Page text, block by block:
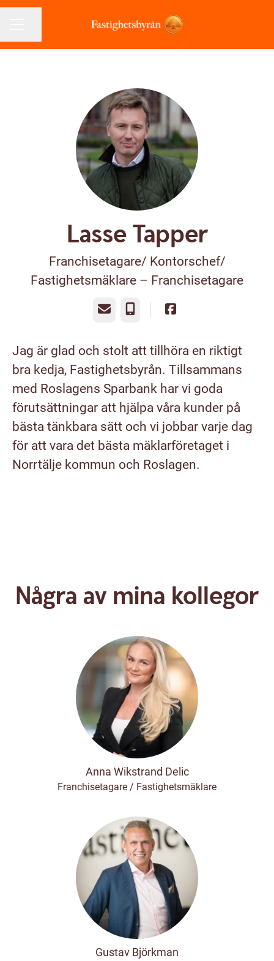
Lasse Tapper
Franchisetagare/ Kontorschef/
Fastighetsmäklare – Franchisetagare
E-postTelefon
Jag är glad och stolt att tillhöra en riktigt
bra kedja, Fastighetsbyrån. Tillsammans
med Roslagens Sparbank har vi goda
förutsättningar att hjälpa våra kunder på
bästa tänkbara sätt och vi jobbar varje dag
för att vara det bästa mäklarföretaget i
Norrtälje kommun och Roslagen.
Några av mina kollegor
Anna Wikstrand Delic
Franchisetagare / Fastighetsmäklare
Gustav Björkman